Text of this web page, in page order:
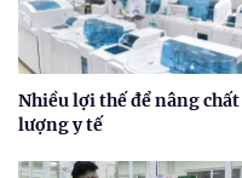
Nhiều lợi thế để nâng chất
lượng y tế